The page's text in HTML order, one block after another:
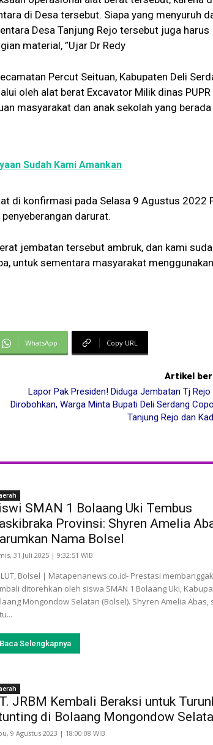
di Desa tersebut. Siapa yang menyuruh
Desa Tanjung Rejo tersebut juga harus
material, ”Ujar Dr Redy
Percut Seituan, Kabupaten Deli
oleh alat berat Excavator Milik dinas PUPR
masyarakat dan anak sekolah yang berada
Sudah Kami Amankan
di konfirmasi pada Selasa 9 Agustus 2022
darurat.
jembatan tersebut ambruk, dan kami
untuk sementara masyarakat menggunakan
WhatsApp Copy URL
Artikel
Lapor Pak Presiden! Diduga Jembatan Tj Rejo
Dirobohkan, Warga Minta Bupati Deli Serdang
Tanjung Rejo dan
SMAN 1 Bolaang Uki Tembus
Provinsi: Shyren Amelia
Nama Bolsel
31 Juli 2025 | 9:32:51 WIB
Bolsel | Matapenanews.co.id- Prestasi
ditorehkan oleh siswa SMAN 1 Bolaang Uki,
Mongondow Selatan (Bolsel). Shyren Amelia Abas,
Baca Selengkapnya
JRBM Kembali Beraksi untuk
di Bolaang Mongondow
9 Agustus 2023 | 18:00:08 WIB